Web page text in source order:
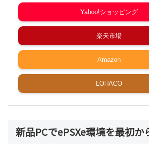
Yahoo!ショッピング
楽天市場
Amazon
LOHACO
新品PCでePSXe環境を最初か